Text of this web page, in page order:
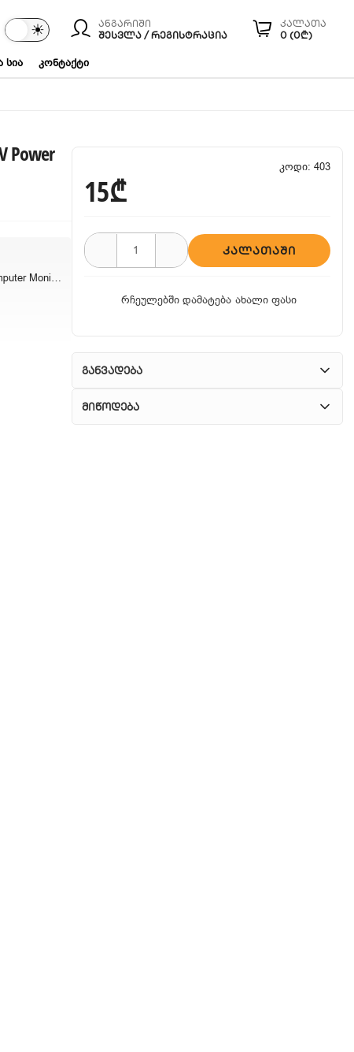
კალათა
0 (0₾)
ანგარიში
ᲨᲔᲡᲕᲚᲐ / ᲠᲔᲒᲘᲡᲢᲠᲐᲪᲘᲐ
☀
სია კონტაქტი
Power
Amazon Basics Computer Monitor TV Power Cable
კოდი: 403
15₾
ᲙᲐᲚᲐᲗᲐᲨᲘ
რჩეულებში დამატება ახალი ფასი
განვადება
მიწოდება